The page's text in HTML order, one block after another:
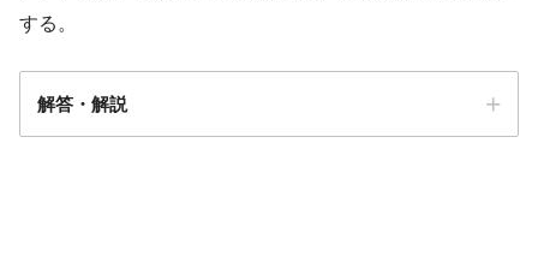
する。
解答・解説